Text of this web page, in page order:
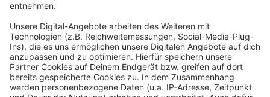
Der Duftbaum fürs Auto ist ein allseits beliebtes
Doch sind diese "Standard-Düfte" nicht längst
überholt? Kollege Sascha Faßbender hat sich mal
schlau gemacht und in der Tat: Es gibt ausgefallenere
Düfte für das eigene Auto. Das geht mit dem "Weiße
Rosen" oder "Weintraube-Avocado"-Duft los und endet